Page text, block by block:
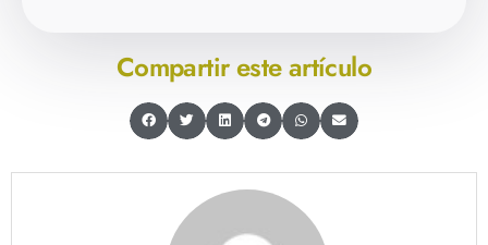
Compartir este artículo